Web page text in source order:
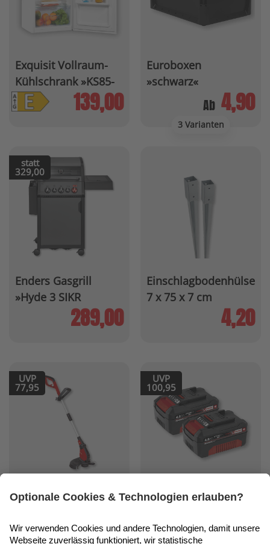
Exquisit Vollraum-
Kühlschrank »KS85-
V-091E«
139,00
Euroboxen
»schwarz«
3 Varianten
Ab 4,90
Enders Gasgrill
»Hyde 3 SIKR
statt
329,00
289,00
Einschlagbodenhülse
7 x 75 x 7 cm
4,20
Einhell Elektro-
ET 4530«
UVP
77,95
38,00
Einhell Akku-
Change«
UVP
100,95
54,00